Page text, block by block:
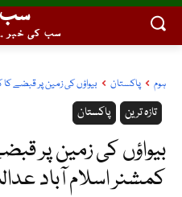
سب
سب کی خبر
ہوم پاکستان بیواؤں کی زمین پر قبضے
پاکستان تازہ ترین
بیواؤں کی زمین پر
کمشنر اسلام آباد